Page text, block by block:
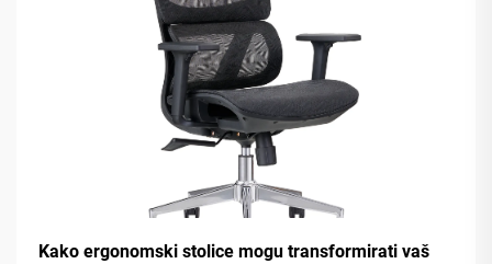
Kako ergonomski stolice mogu transformirati vaš